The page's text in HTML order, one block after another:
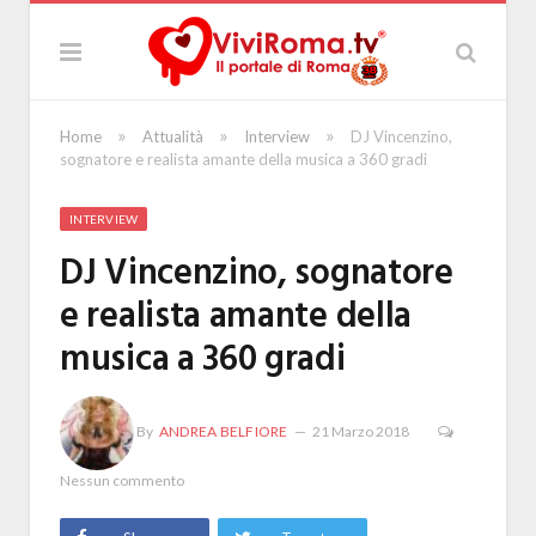
Home » Attualità » Interview »
DJ Vincenzino,
sognatore e realista amante della musica a 360 gradi
INTERVIEW
DJ Vincenzino, sognatore
e realista amante della
musica a 360 gradi
By ANDREA BELFIORE 21 Marzo 2018
Nessun commento